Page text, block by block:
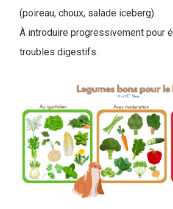
(poireau, choux, salade iceberg).
À introduire progressivement pour
troubles digestifs.